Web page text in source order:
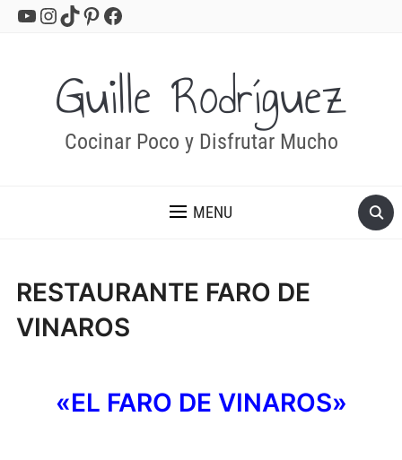
YouTube
Instagram
TikTok
Pinterest
Facebook
Guille Rodríguez
Cocinar Poco y Disfrutar Mucho
MENU
RESTAURANTE FARO DE
VINAROS
«EL FARO DE VINAROS»